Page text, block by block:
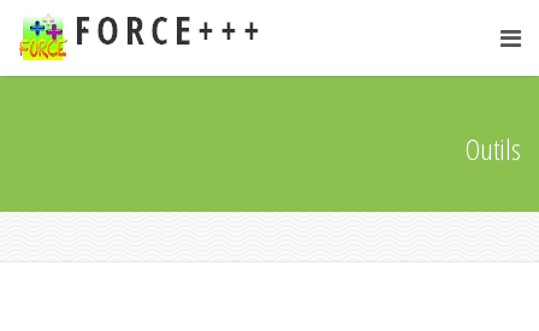
Outils